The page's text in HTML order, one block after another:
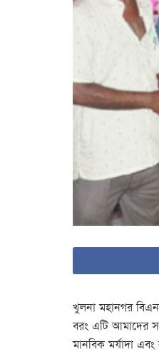
খুলনা মহানগর
বরং এটি আমাদের
মানবিক মর্যাদা